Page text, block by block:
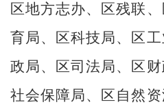
区地方志办、 区残联 、
育局、 区科技局、 区
政局、 区司法局、 区
社会保障局、 区自然